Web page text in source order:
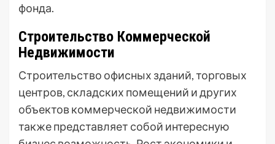
фонда.
Строительство Коммерческой
Недвижимости
Строительство офисных зданий, торговых
центров, складских помещений и других
объектов коммерческой недвижимости
также представляет собой интересную